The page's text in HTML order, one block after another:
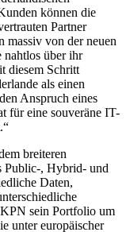
können die
Partner
massiv von der neuen
über ihr
diesem Schritt
als einen
Anspruch eines
für eine souveräne IT-
breiteren
Public-, Hybrid- und
Daten,
sein Portfolio um
unter europäischer